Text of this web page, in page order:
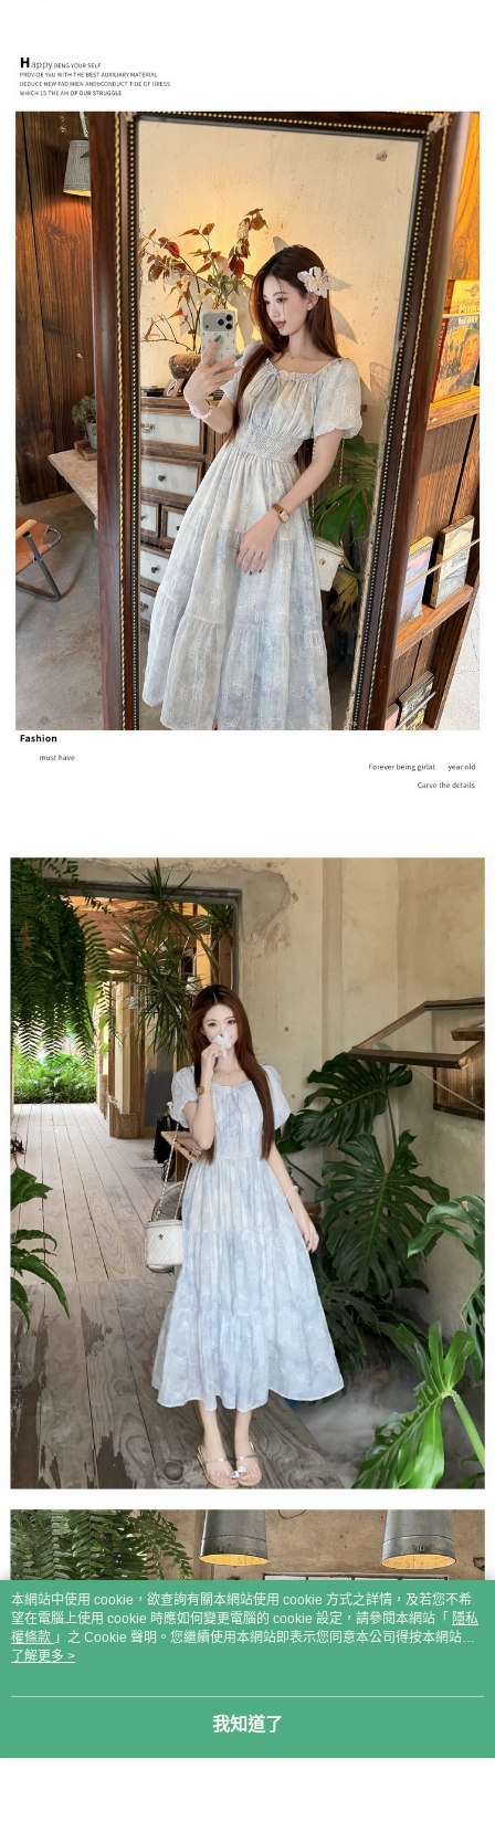
本網站中使用 cookie，欲查詢有關本網站使用 cookie 方式之詳情，及若您不希
望在電腦上使用 cookie 時應如何變更電腦的 cookie 設定，請參閱本網站「 隱私
權條款 」之 Cookie 聲明。您繼續使用本網站即表示您同意本公司得按本網站使
用條款之 Cookie 聲明使用 cookie。
了解更多 >
我知道了